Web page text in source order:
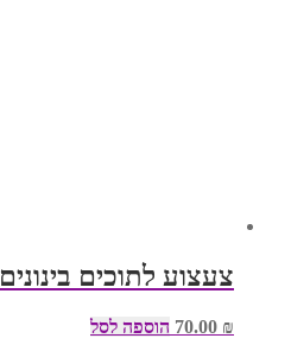
צעצוע לתוכים בינונים
₪ הוספה לסל